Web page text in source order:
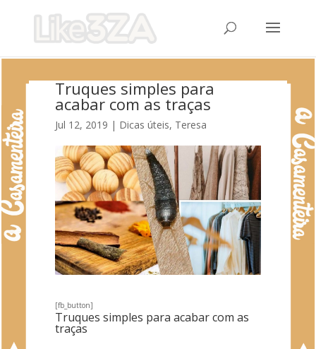
Truques simples para
acabar com as traças
Jul 12, 2019 | Dicas úteis, Teresa
[fb_button]
Truques simples para acabar com as
traças